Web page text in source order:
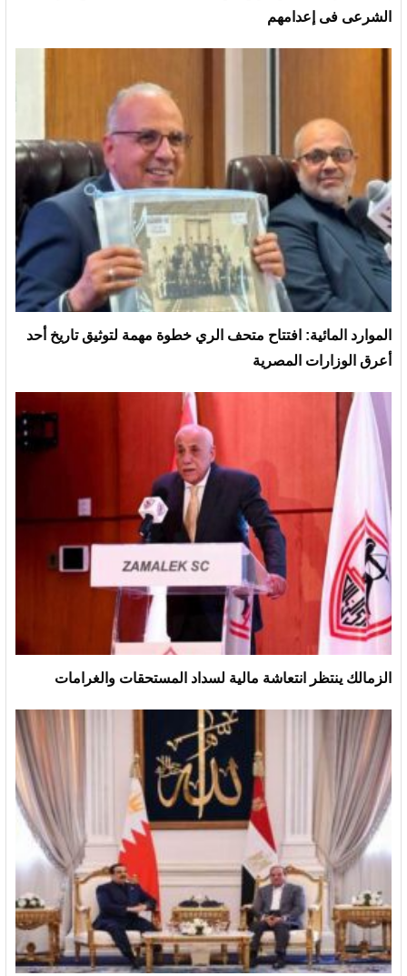
الشرعى فى إعدامهم
الموارد المائية: افتتاح متحف الري خطوة مهمة لتوثيق تاريخ أحد
أعرق الوزارات المصرية
الزمالك ينتظر انتعاشة مالية لسداد المستحقات والغرامات